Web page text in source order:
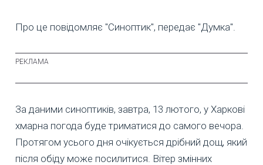
Про це повідомляє "Синоптик", передає "Думка".
За даними синоптиків, завтра, 13 лютого, у Харкові
хмарна погода буде триматися до самого вечора.
Протягом усього дня очікується дрібний дощ, який
після обіду може посилитися. Вітер змінних